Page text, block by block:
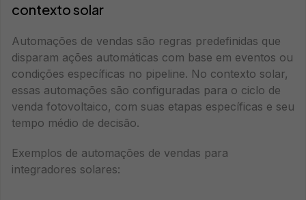
contexto solar
Automações de vendas são regras predefinidas que
disparam ações automáticas com base em eventos ou
condições específicas no pipeline. No contexto solar,
essas automações são configuradas para o ciclo de
venda fotovoltaico, com suas etapas específicas e seu
tempo médio de decisão.
Exemplos de automações de vendas para
integradores solares: